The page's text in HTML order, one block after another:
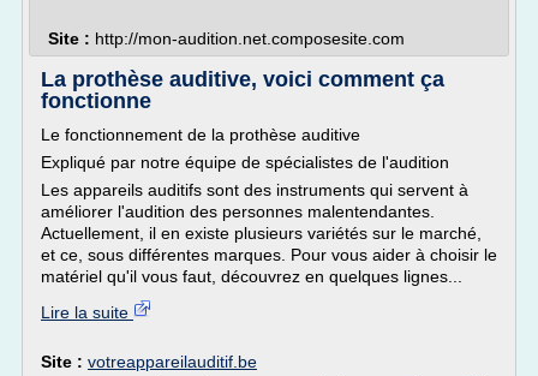
Site : http://mon-audition.net.composesite.com
La prothèse auditive, voici comment ça
fonctionne
Le fonctionnement de la prothèse auditive
Expliqué par notre équipe de spécialistes de l'audition
Les appareils auditifs sont des instruments qui servent à
améliorer l'audition des personnes malentendantes.
Actuellement, il en existe plusieurs variétés sur le marché,
et ce, sous différentes marques. Pour vous aider à choisir le
matériel qu'il vous faut, découvrez en quelques lignes...
Lire la suite
Site : votreappareilauditif.be